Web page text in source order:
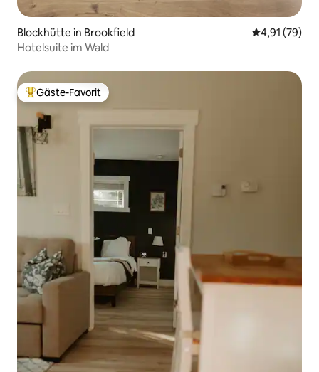
Blockhütte in Brookfield
4,91 (79)
Hotelsuite im Wald
Beliebter Gäste-Favorit.
Gäste-Favorit